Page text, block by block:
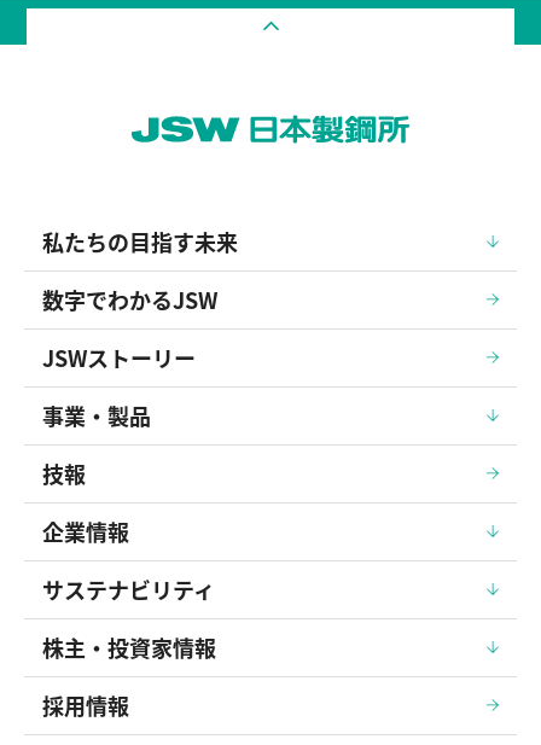
私たちの目指す未来
数字でわかるJSW
JSWストーリー
事業・製品
技報
企業情報
サステナビリティ
株主・投資家情報
採用情報